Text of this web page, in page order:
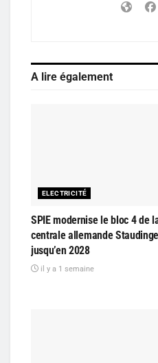
A lire également
ELECTRICITÉ
SPIE modernise le bloc 4 de
centrale allemande
jusqu’en 2028
il y a 1 semaine